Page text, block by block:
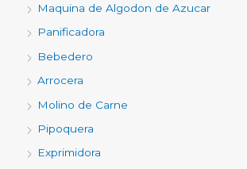
Maquina de Algodon de Azucar
Panificadora
Bebedero
Arrocera
Molino de Carne
Pipoquera
Exprimidora